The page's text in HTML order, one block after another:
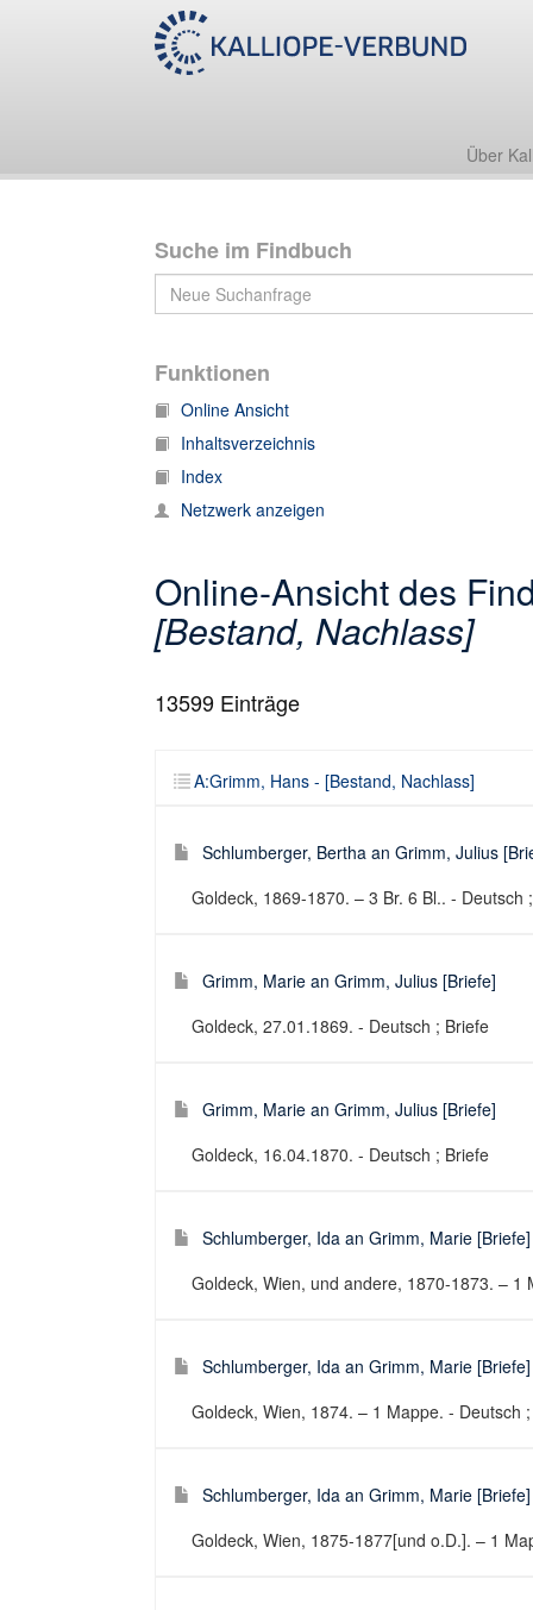
Über
Suche im Findbuch
Funktionen
Online Ansicht
Inhaltsverzeichnis
Index
Netzwerk anzeigen
Online-Ansicht des
[Bestand, Nachlass]
13599 Einträge
A:Grimm, Hans - [Bestand, Nachlass]
A:Grimm, Hans - [Bestand, Nachlass]
Schlumberger, Bertha an Grimm, Julius
Goldeck, 1869-1870. – 3 Br. 6 Bl.. - Deutsch
Grimm, Marie an Grimm, Julius [Briefe]
Goldeck, 27.01.1869. - Deutsch ; Briefe
Grimm, Marie an Grimm, Julius [Briefe]
Goldeck, 16.04.1870. - Deutsch ; Briefe
Schlumberger, Ida an Grimm, Marie [Briefe]
Goldeck, Wien, und andere, 1870-1873. – 1
Schlumberger, Ida an Grimm, Marie [Briefe]
Goldeck, Wien, 1874. – 1 Mappe. - Deutsch
Schlumberger, Ida an Grimm, Marie [Briefe]
Goldeck, Wien, 1875-1877[und o.D.]. – 1